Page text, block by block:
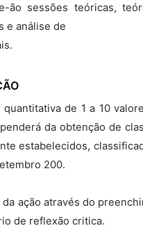
ão sessões teóricas,
e análise de
quantitativa de 1 a 10
da obtenção de
estabelecidos,
200.
da ação através do
de reflexão critica.